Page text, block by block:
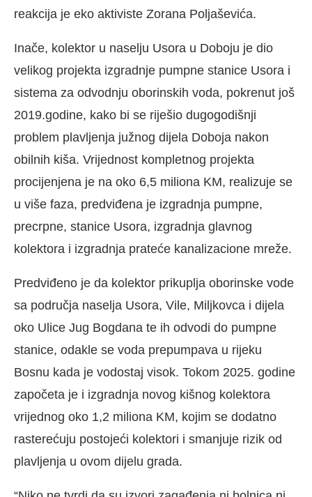
reakcija je eko aktiviste Zorana Poljaševića.
Inače, kolektor u naselju Usora u Doboju je dio
velikog projekta izgradnje pumpne stanice Usora i
sistema za odvodnju oborinskih voda, pokrenut još
2019.godine, kako bi se riješio dugogodišnji
problem plavljenja južnog dijela Doboja nakon
obilnih kiša. Vrijednost kompletnog projekta
procijenjena je na oko 6,5 miliona KM, realizuje se
u više faza, predviđena je izgradnja pumpne,
precrpne, stanice Usora, izgradnja glavnog
kolektora i izgradnja prateće kanalizacione mreže.
Predviđeno je da kolektor prikuplja oborinske vode
sa područja naselja Usora, Vile, Miljkovca i dijela
oko Ulice Jug Bogdana te ih odvodi do pumpne
stanice, odakle se voda prepumpava u rijeku
Bosnu kada je vodostaj visok. Tokom 2025. godine
započeta je i izgradnja novog kišnog kolektora
vrijednog oko 1,2 miliona KM, kojim se dodatno
rasterećuju postojeći kolektori i smanjuje rizik od
plavljenja u ovom dijelu grada.